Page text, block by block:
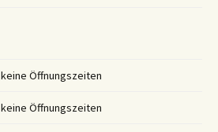
keine Öffnungszeiten
keine Öffnungszeiten